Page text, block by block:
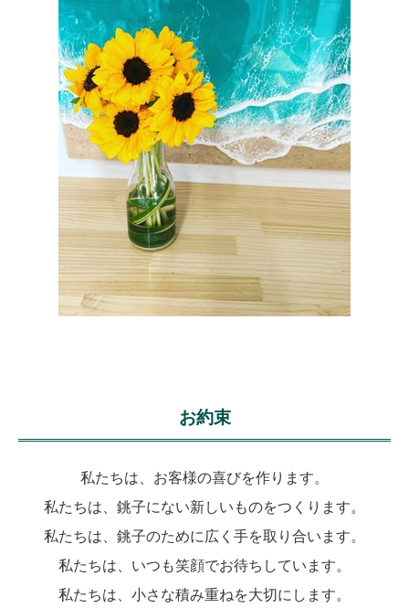
お約束
私たちは、お客様の喜びを作ります。
私たちは、銚子にない新しいものをつくります。
私たちは、銚子のために広く手を取り合います。
私たちは、いつも笑顔でお待ちしています。
私たちは、小さな積み重ねを大切にします。